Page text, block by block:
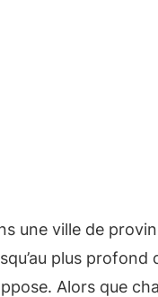
ville de
plus
Alors que